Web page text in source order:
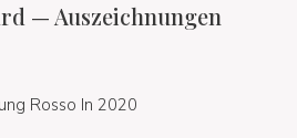
— Auszeichnungen
Rosso In 2020